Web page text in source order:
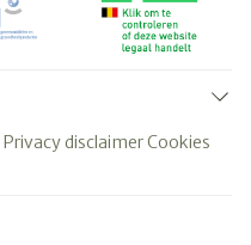
Privacy disclaimerCookies